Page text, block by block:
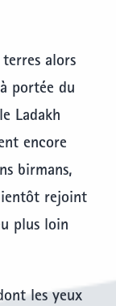
terres alors
portée du
Ladakh
encore
birmans,
rejoint
plus loin
les yeux